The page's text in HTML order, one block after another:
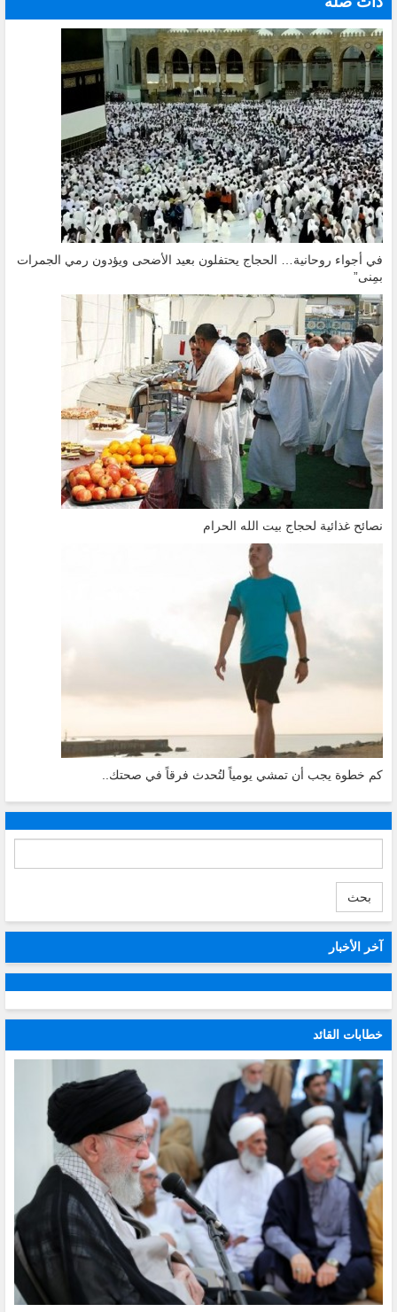
في أجواء روحانية… الحجاج يحتفلون بعيد الأضحى ويؤدون رمي الجمرات
بمِنى”
نصائح غذائية لحجاج بيت الله الحرام
كم خطوة يجب أن تمشي يومياً لتُحدث فرقاً في صحتك..
بحث
آخر الأخبار
خطابات القائد